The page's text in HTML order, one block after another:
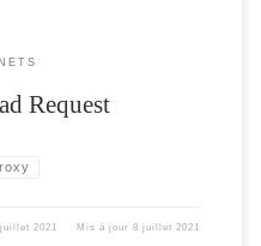
Request
2021 Mis à jour8 juillet 2021